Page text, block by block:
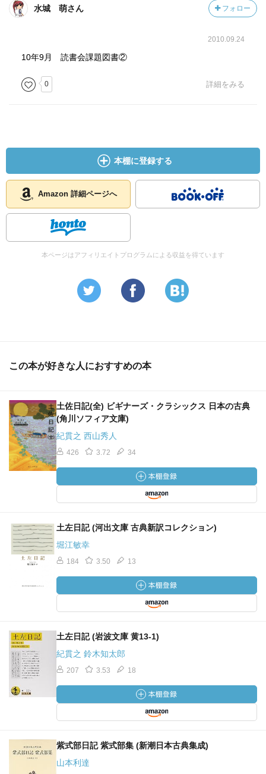
水城 萌さん フォロー
2010.09.24
10年9月 読書会課題図書②
0 詳細をみる
本棚に登録する
Amazon 詳細ページへ
本ページはアフィリエイトプログラムによる収益を得ています
この本が好きな人におすすめの本
土佐日記(全) ビギナーズ・クラシックス 日本の古典
(角川ソフィア文庫)
紀貫之 西山秀人
426 3.72 34
土左日記 (河出文庫 古典新訳コレクション)
堀江敏幸
184 3.50 13
土左日記 (岩波文庫 黄13-1)
紀貫之 鈴木知太郎
207 3.53 18
紫式部日記 紫式部集 (新潮日本古典集成)
山本利達